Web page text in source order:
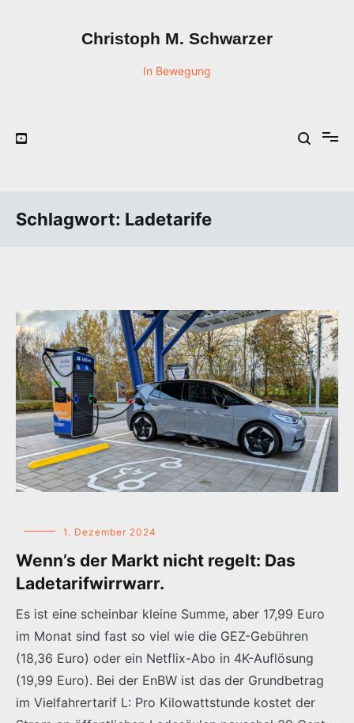
Christoph M. Schwarzer
In Bewegung
Schlagwort: Ladetarife
1. Dezember 2024
Wenn’s der Markt nicht regelt: Das
Ladetarifwirrwarr.
Es ist eine scheinbar kleine Summe, aber 17,99 Euro
im Monat sind fast so viel wie die GEZ-Gebühren
(18,36 Euro) oder ein Netflix-Abo in 4K-Auflösung
(19,99 Euro). Bei der EnBW ist das der Grundbetrag
im Vielfahrertarif L: Pro Kilowattstunde kostet der